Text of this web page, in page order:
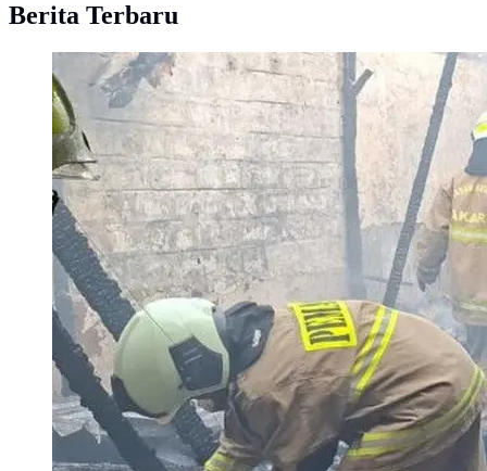
Berita Terbaru